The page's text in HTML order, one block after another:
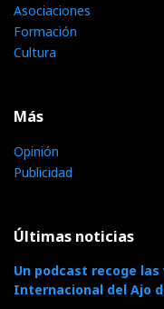
Asociaciones
Formación
Cultura
Más
Opinión
Publicidad
Últimas noticias
Un podcast recoge
Internacional del Ajo